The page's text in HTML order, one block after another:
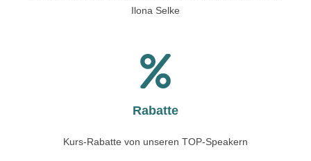
Ilona Selke
Rabatte
Kurs-Rabatte von unseren TOP-Speakern